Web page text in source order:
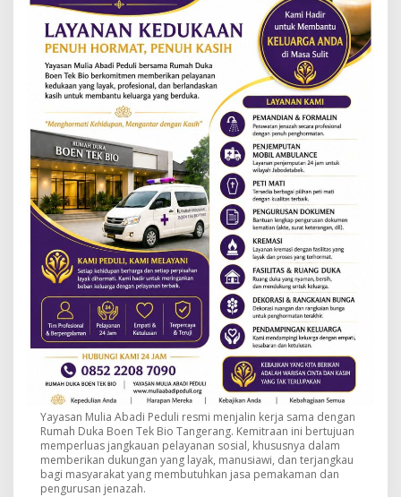
Yayasan Mulia Abadi Peduli resmi menjalin kerja sama dengan
Rumah Duka Boen Tek Bio Tangerang. Kemitraan ini bertujuan
memperluas jangkauan pelayanan sosial, khususnya dalam
memberikan dukungan yang layak, manusiawi, dan terjangkau
bagi masyarakat yang membutuhkan jasa pemakaman dan
pengurusan jenazah.